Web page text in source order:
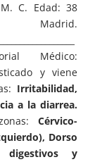
M. C. Edad: 38
Historial Médico:
y viene
Irritabilidad,
a la diarrea.
Cérvico-
Dorso
digestivos y